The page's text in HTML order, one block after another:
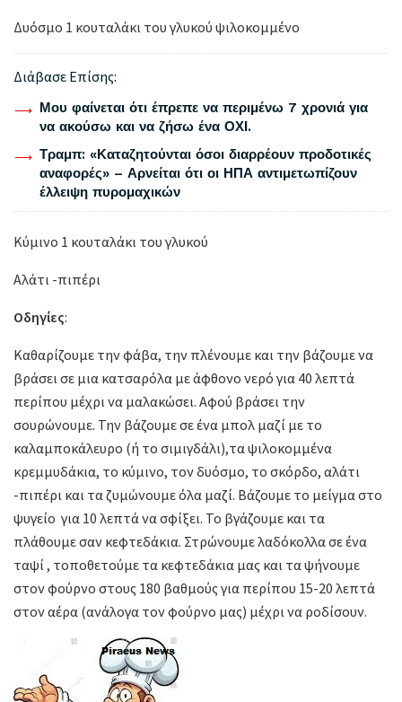
Δυόσμο 1 κουταλάκι του γλυκού ψιλοκομμένο
Διάβασε Επίσης:
Μου φαίνεται ότι έπρεπε να περιμένω 7 χρονιά για
να ακούσω και να ζήσω ένα ΟΧΙ.
Τραμπ: «Καταζητούνται όσοι διαρρέουν προδοτικές
αναφορές» – Αρνείται ότι οι ΗΠΑ αντιμετωπίζουν
έλλειψη πυρομαχικών
Κύμινο 1 κουταλάκι του γλυκού
Αλάτι -πιπέρι
Οδηγίες:
Καθαρίζουμε την φάβα, την πλένουμε και την βάζουμε να
βράσει σε μια κατσαρόλα με άφθονο νερό για 40 λεπτά
περίπου μέχρι να μαλακώσει. Αφού βράσει την
σουρώνουμε. Την βάζουμε σε ένα μπολ μαζί με το
καλαμποκάλευρο (ή το σιμιγδάλι),τα ψιλοκομμένα
κρεμμυδάκια, το κύμινο, τον δυόσμο, το σκόρδο, αλάτι
-πιπέρι και τα ζυμώνουμε όλα μαζί. Βάζουμε το μείγμα στο
ψυγείο για 10 λεπτά να σφίξει. Το βγάζουμε και τα
πλάθουμε σαν κεφτεδάκια. Στρώνουμε λαδόκολλα σε ένα
ταψί , τοποθετούμε τα κεφτεδάκια μας και τα ψήνουμε
στον φούρνο στους 180 βαθμούς για περίπου 15-20 λεπτά
στον αέρα (ανάλογα τον φούρνο μας) μέχρι να ροδίσουν.